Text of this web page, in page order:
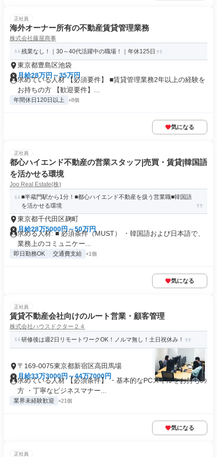
正社員
海外オーナー所有の不動産賃貸管理業務
株式会社藤屋商事
残業なし！｜30～40代活躍中の職場！｜年休125日
東京都豊島区池袋
月給28万円～35万円
求めている人材 【必須要件】 ■賃貸管理業務2年以上の経験を
お持ちの方 【歓迎要件】...
年間休日120日以上 +8個
気になる
正社員
都心ハイエンド不動産の営業スタッフ|売買・賃貸|韓国語
を活かせる環境
Joo Real Estate(株)
■半蔵門駅から1分！■都心ハイエンド不動産を扱う営業職■韓国語
を活かせる環境
東京都千代田区麹町
月給28万5000円～50万円
求める人材: ■ 必須条件（MUST） ・韓国語および日本語で、
業務上のコミュニケー...
即日勤務OK 交通費支給 +1個
気になる
正社員
賃貸不動産会社向けのルート営業・顧客管理
株式会社ハウスドクター２４
研修後は週2日リモートワークOK！ノルマ無し！土日祝休み！
〒169-0075東京都新宿区高田馬場
月給33万3000円～44万7000円
求めている人材 【必須条件】 ・基本的なPCスキルをお持ちの
方 ・丁寧なビジネスマナー...
業界未経験歓迎 +21個
気になる
正社員